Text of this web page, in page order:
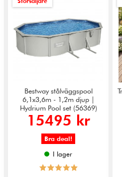
Bestway stålväggspool
6,1x3,6m - 1,2m djup |
Hydrium Pool set (56369)
15495 kr
Bra deal!
I lager